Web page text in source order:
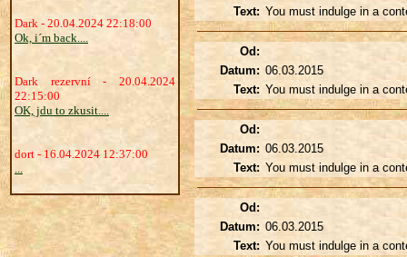
Dark - 20.04.2024 22:18:00
Ok, i´m back....
Dark rezervní - 20.04.2024
22:15:00
OK, jdu to zkusit....
dort - 16.04.2024 12:37:00
...
Text: You must indulge in a
Od:
Datum: 06.03.2015
Text: You must indulge in a
Od:
Datum: 06.03.2015
Text: You must indulge in a
Od:
Datum: 06.03.2015
Text: You must indulge in a